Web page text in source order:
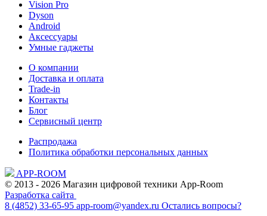
Vision Pro
Dyson
Android
Аксессуары
Умные гаджеты
О компании
Доставка и оплата
Trade-in
Контакты
Блог
Сервисный центр
Распродажа
Политика обработки персональных данных
APP-ROOM
© 2013 - 2026 Магазин цифровой техники App-Room
Разработка сайта
8 (4852) 33-65-95 app-room@yandex.ru Остались вопросы?